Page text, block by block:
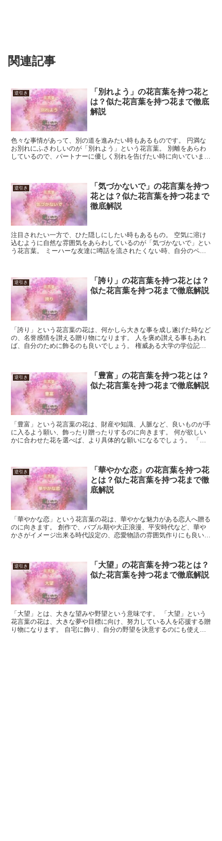
関連記事
逆引き
「別れよう」の花言葉を持つ花と
は？似た花言葉を持つ花まで徹底
解説
色々な事情があって、別の道を進みたい時もあるものです。 円満な
お別れにふさわしいのが「別れよう」という花言葉。 別離をあらわ
しているので、パートナーに優しく別れを告げたい時に向いていま
逆引き
「気づかないで」の花言葉を持つ
花とは？似た花言葉を持つ花まで
徹底解説
注目されたい一方で、ひた隠しにしたい時もあるもの。 空気に溶け
込むように自然な雰囲気をあらわしているのが「気づかないで」とい
う花言葉。 ミーハーな友達に噂話を流されたくない時、自分のペー
逆引き
「誇り」の花言葉を持つ花とは？
似た花言葉を持つ花まで徹底解説
「誇り」という花言葉の花は、何かしら大きな事を成し遂げた時など
の、名誉感情を讃える贈り物になります。 人を褒め讃える事もあれ
ば、自分のために飾るのも良いでしょう。 権威ある大学の学位記授
逆引き
「豊富」の花言葉を持つ花とは？
似た花言葉を持つ花まで徹底解説
「豊富」という花言葉の花は、財産や知識、人脈など、良いものが手
に入るよう願い、飾ったり贈ったりするのに向きます。 何が欲しい
かに合わせた花を選べば、より具体的な願いになるでしょう。 「豊
逆引き
「華やかな恋」の花言葉を持つ花
とは？似た花言葉を持つ花まで徹
底解説
「華やかな恋」という花言葉の花は、華やかな魅力がある恋人へ贈る
のに向きます。 創作で、バブル期や大正浪漫、平安時代など、華や
かさがイメージ出来る時代設定の、恋愛物語の雰囲気作りにも良いで
逆引き
「大望」の花言葉を持つ花とは？
似た花言葉を持つ花まで徹底解説
「大望」とは、大きな望みや野望という意味です。 「大望」という
花言葉の花は、大きな夢や目標に向け、努力している人を応援する贈
り物になります。 自宅に飾り、自分の野望を決意するのにも使えま